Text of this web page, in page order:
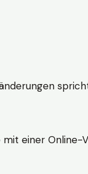
einer Online-